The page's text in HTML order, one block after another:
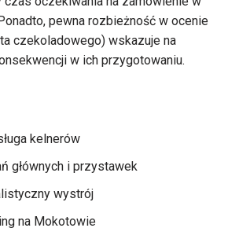
pewna rozbieżność w ocenie
czekoladowego) wskazuje na
w ich przygotowaniu.
kelnerów
głównych i przystawek
wystrój
na Mokotowie